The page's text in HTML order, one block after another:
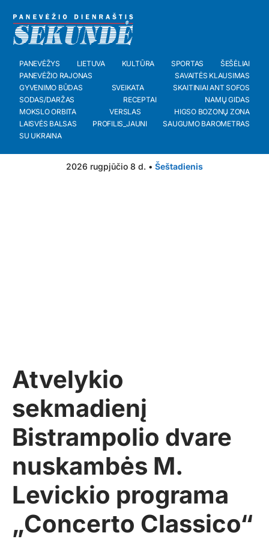
PANEVĖŽYS LIETUVA KULTŪRA SPORTAS
ŠEŠĖLIAI
PANEVĖŽIO RAJONAS
SAVAITĖS KLAUSIMAS
GYVENIMO BŪDAS
SVEIKATA
SKAITINIAI ANT SOFOS
SODAS/DARŽAS
RECEPTAI
NAMŲ GIDAS
MOKSLO ORBITA
VERSLAS
HIGSO BOZONŲ ZONA
LAISVĖS BALSAS
PROFILIS_JAUNI
SAUGUMO BAROMETRAS
SU UKRAINA
2026 rugpjūčio 8 d. • Šeštadienis
Atvelykio
sekmadienį
Bistrampolio dvare
nuskambės M.
Levickio programa
„Concerto Classico“